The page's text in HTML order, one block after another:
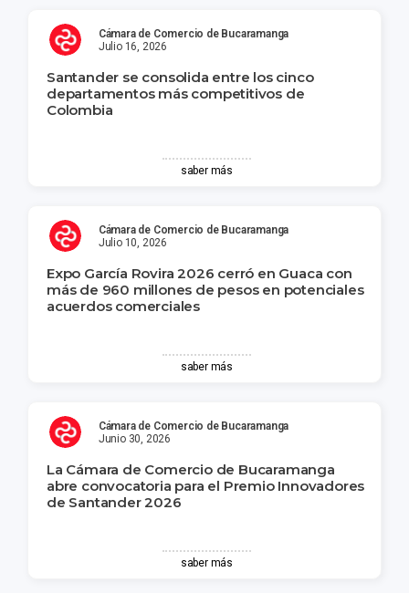
Cámara de Comercio de Bucaramanga
Julio 16, 2026
Santander se consolida entre los cinco
departamentos más competitivos de
Colombia
saber más
Cámara de Comercio de Bucaramanga
Julio 10, 2026
Expo García Rovira 2026 cerró en Guaca con
más de 960 millones de pesos en potenciales
acuerdos comerciales
saber más
Cámara de Comercio de Bucaramanga
Junio 30, 2026
La Cámara de Comercio de Bucaramanga
abre convocatoria para el Premio Innovadores
de Santander 2026
saber más